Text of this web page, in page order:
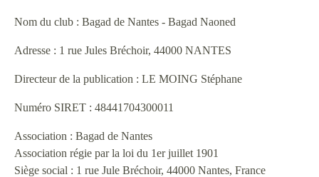
Nom du club : Bagad de Nantes - Bagad Naoned
Adresse : 1 rue Jules Bréchoir, 44000 NANTES
Directeur de la publication : LE MOING Stéphane
Numéro SIRET : 48441704300011
Association : Bagad de Nantes
Association régie par la loi du 1er juillet 1901
Siège social : 1 rue Jule Bréchoir, 44000 Nantes, France